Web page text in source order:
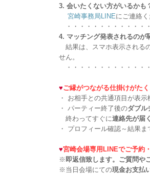
3. 会いたくない方がいるかも
宮崎事務局LINEにご連絡く
・・・・・・・・・・・・
4. マッチング発表されるのが
結果は、スマホ表示される
せん。
・・・・・・・・・・・・
♥ご縁がつながる仕掛けがた
・ お相手との共通項目が表示
・ パーティー終了後のダブル
終わってすぐに連絡先が届
・ プロフィール確認～結果ま
♥宮崎会場専用LINEでご予約
※ 即返信致します。ご質問や
※当日会場にての現金お支払